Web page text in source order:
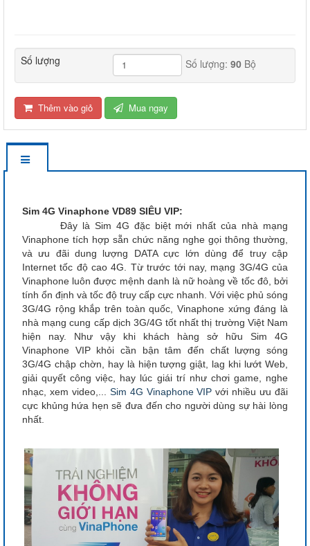
Số lượng Số lượng: 90Bộ
Thêm vào giỏ Mua ngay
Sim 4G Vinaphone VD89 SIÊU VIP:
Đây là Sim 4G đặc biệt mới nhất của nhà mạng
Vinaphone tích hợp sẵn chức năng nghe gọi thông thường,
và ưu đãi dung lượng DATA cực lớn dùng để truy cập
Internet tốc độ cao 4G. Từ trước tới nay, mạng 3G/4G của
Vinaphone luôn được mệnh danh là nữ hoàng về tốc đô, bởi
tính ổn định và tốc độ truy cấp cực nhanh. Với việc phủ sóng
3G/4G rộng khắp trên toàn quốc, Vinaphone xứng đáng là
nhà mạng cung cấp dịch 3G/4G tốt nhất thị trường Việt Nam
hiện nay. Như vậy khi khách hàng sở hữu Sim 4G
Vinaphone VIP khỏi cần bận tâm đến chất lượng sóng
3G/4G chập chờn, hay là hiện tượng giật, lag khi lướt Web,
giải quyết công việc, hay lúc giái trí như chơi game, nghe
nhạc, xem video,... Sim 4G Vinaphone VIP với nhiều ưu đãi
cực khủng hứa hẹn sẽ đưa đến cho người dùng sự hài lòng
nhất.